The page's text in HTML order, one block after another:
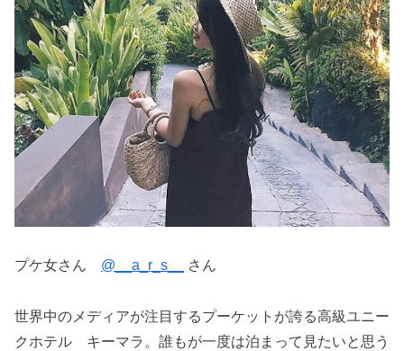
プケ女さん @__a_r_s__ さん
世界中のメディアが注目するプーケットが誇る高級ユニー
クホテル キーマラ。誰もが一度は泊まって見たいと思う